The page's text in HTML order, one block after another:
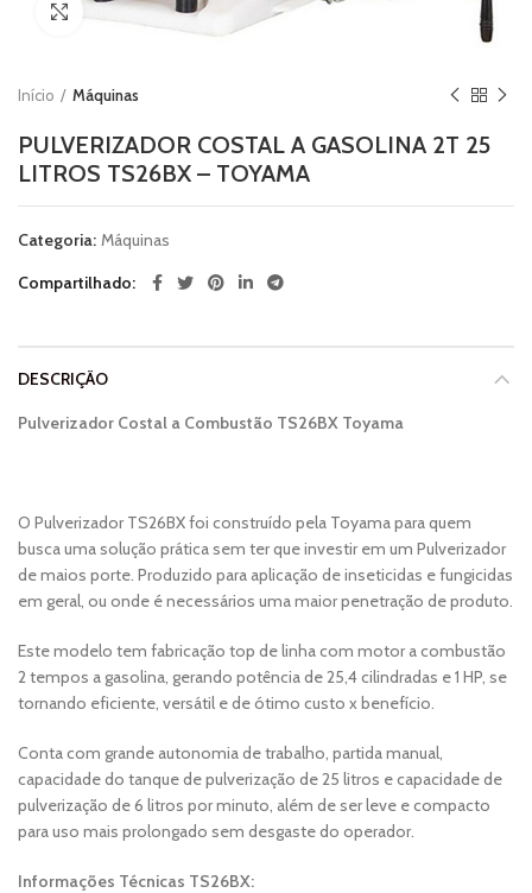
Clique para ampliar
Início Máquinas
PULVERIZADOR COSTAL A GASOLINA 2T 25
LITROS TS26BX – TOYAMA
Categoria: Máquinas
Compartilhado
DESCRIÇÃO
Pulverizador Costal a Combustão TS26BX Toyama
O Pulverizador TS26BX foi construído pela Toyama para quem
busca uma solução prática sem ter que investir em um Pulverizador
de maios porte. Produzido para aplicação de inseticidas e fungicidas
em geral, ou onde é necessários uma maior penetração de produto.
Este modelo tem fabricação top de linha com motor a combustão
2 tempos a gasolina, gerando potência de 25,4 cilindradas e 1 HP, se
tornando eficiente, versátil e de ótimo custo x benefício.
Conta com grande autonomia de trabalho, partida manual,
capacidade do tanque de pulverização de 25 litros e capacidade de
pulverização de 6 litros por minuto, além de ser leve e compacto
para uso mais prolongado sem desgaste do operador.
Informações Técnicas TS26BX: